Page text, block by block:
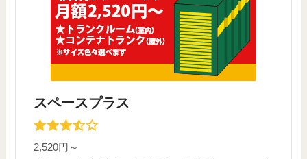
スペースプラス
2,520円～